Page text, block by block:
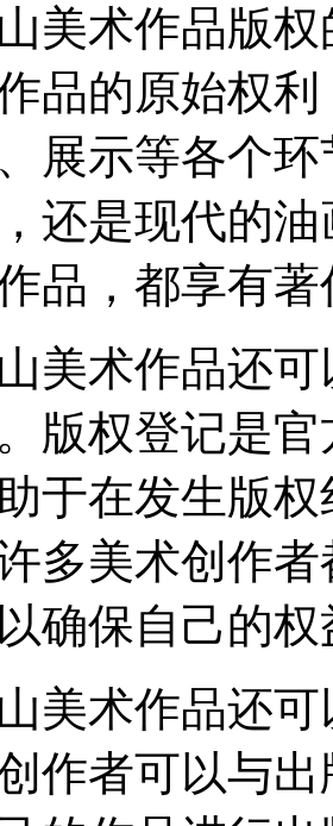
美术作品版
品的原始权
展示等各个
还是现代的
品，都享有
美术作品还可
版权登记是
于在发生版
多美术创作
确保自己的
美术作品还
作者可以与